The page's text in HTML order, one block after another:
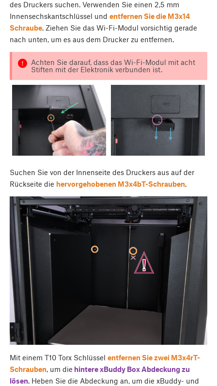
des Druckers suchen. Verwenden Sie einen 2,5 mm
Innensechskantschlüssel und entfernen Sie die M3x14
Schraube. Ziehen Sie das Wi-Fi-Modul vorsichtig gerade
nach unten, um es aus dem Drucker zu entfernen.
Achten Sie darauf, dass das Wi-Fi-Modul mit acht
Stiften mit der Elektronik verbunden ist.
Suchen Sie von der Innenseite des Druckers aus auf der
Rückseite die hervorgehobenen M3x4bT-Schrauben.
Mit einem T10 Torx Schlüssel entfernen Sie zwei M3x4rT-
Schrauben, um die hinterexBuddy Box Abdeckung zu
lösen. Heben Sie die Abdeckung an, um die xBuddy- und